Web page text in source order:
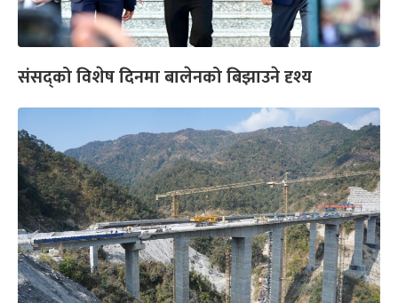
संसद्को विशेष दिनमा बालेनको बिझाउने दृश्य